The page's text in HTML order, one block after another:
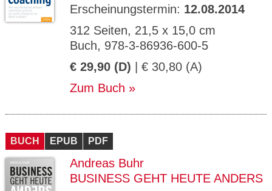
Erscheinungstermin: 12.08.2014
312 Seiten, 21,5 x 15,0 cm
Buch, 978-3-86936-600-5
€ 29,90 (D) | € 30,80 (A)
Zum Buch
BUCH EPUB PDF
Andreas Buhr
BUSINESS GEHT HEUTE ANDERS